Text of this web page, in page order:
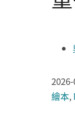
繪本,